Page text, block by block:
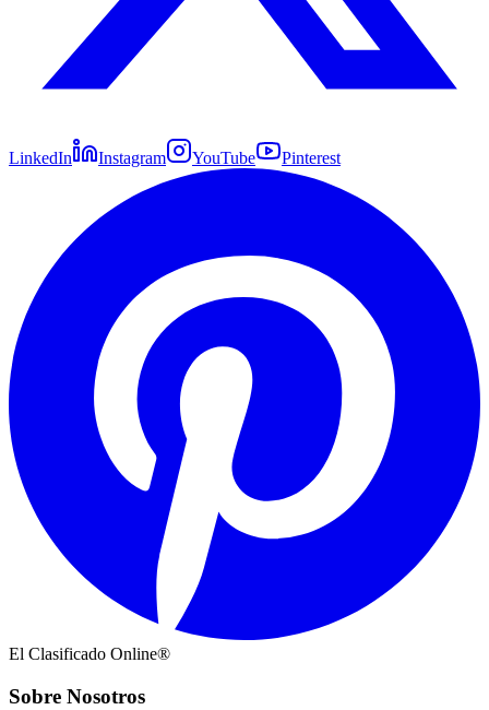
LinkedIn Instagram YouTube Pinterest
El Clasificado Online®
Sobre Nosotros